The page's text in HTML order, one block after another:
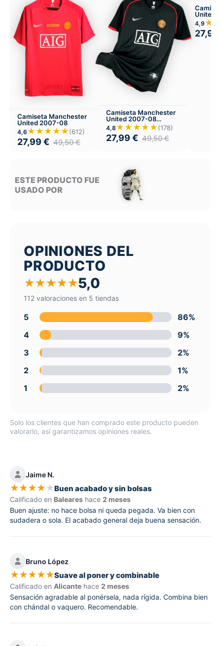
Camiseta Manchester
United 2007-08
4,6 ★★★★★(612)
27,99 € 49,50€
Camiseta Manchester
United 2007-08
Visitante
4,8 ★★★★★(178)
27,99 € 49,50€
United
4,9
27,99
ESTE PRODUCTO FUE
USADO POR
OPINIONES DEL
PRODUCTO
★★★★★5,0
112 valoraciones en 5 tiendas
5
86%
4
9%
3
2%
2
1%
1
2%
Solo los clientes que han comprado este producto pueden
valorarlo, así garantizamos opiniones reales.
Jaime N.
★★★★★Buen acabado y sin bolsas
Calificado en Baleares hace 2 meses
Buen ajuste: no hace bolsa ni queda pegada. Va bien con
sudadera o sola. El acabado general deja buena sensación.
Bruno López
★★★★★Suave al poner y combinable
Calificado en Alicante hace 2 meses
Sensación agradable al ponérsela, nada rígida. Combina bien
con chándal o vaquero. Recomendable.